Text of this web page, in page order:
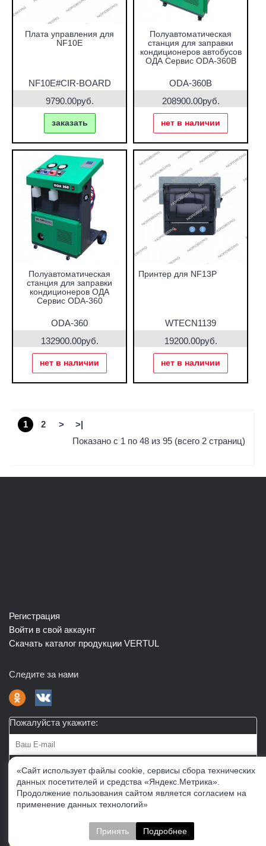
Плата управления для
NF10E
NF10E#CIR-BOARD
9790.00руб.
заказать
Полуавтоматическая
станция для заправки
кондиционеров автобусов
ОДА Сервис ODA-360B
ODA-360B
208900.00руб.
нет в наличии
Полуавтоматическая
станция для заправки
кондиционеров ОДА
Сервис ODA-360
ODA-360
132900.00руб.
нет в наличии
Принтер для NF13P
WTECN1139
19200.00руб.
нет в наличии
1 2 >
>|
Показано с 1 по 48 из 95 (всего 2 страниц)
Регистрация
Войти в свой аккаунт
Скачать каталог продукции VERTUL
Следите за нами
Пожалуйста укажите:
Подписаться
О нас Доставка Контакты
Политика конфиденциальности
обработке персональных данных
Cогласие на получение рекламно-информационных
материалов
«Сайт использует файлы cookie, сервисы сбора технических
данных посетителей и средства «Яндекс.Метрика».
Продолжение пользования сайтом является согласием на
применение данных технологий»
Принять Подробнее